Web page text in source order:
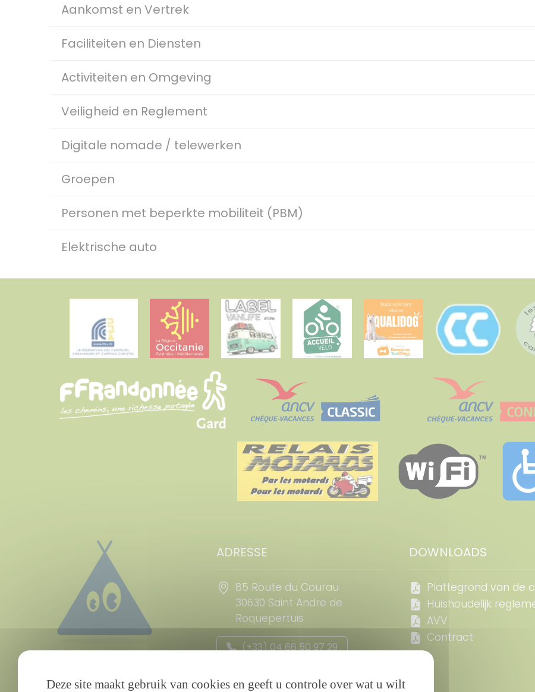
Aankomst en Vertrek
Faciliteiten en Diensten
Activiteiten en Omgeving
Veiligheid en Reglement
Digitale nomade / telewerken
Groepen
Personen met beperkte mobiliteit (PBM)
Elektrische auto
ADRESSE
85 Route du Courau
30630 Saint Andre de
Roquepertuis
(+33) 04 66 50 97 29
DOWNLOADS
Plattegrond van de
Huishoudelijk
AVV
Contract
Deze site maakt gebruik van cookies en geeft u controle over wat u wilt